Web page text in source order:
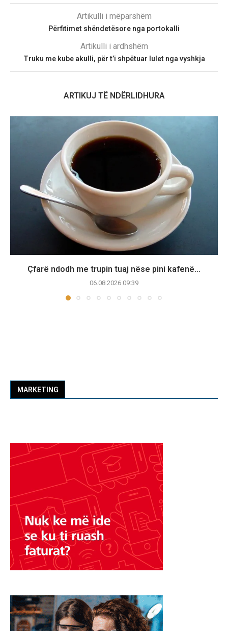
Artikulli i mëparshëm
Përfitimet shëndetësore nga portokalli
Artikulli i ardhshëm
Truku me kube akulli, për t’i shpëtuar lulet nga vyshkja
ARTIKUJ TË NDËRLIDHURA
Çfarë ndodh me trupin tuaj nëse pini kafenë...
06.08.2026 09:39
MARKETING